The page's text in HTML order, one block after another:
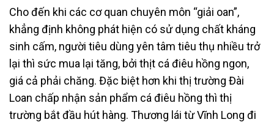
Cho đến khi các cơ quan chuyên môn “giải oan”,
khẳng định không phát hiện có sử dụng chất kháng
sinh cấm, người tiêu dùng yên tâm tiêu thụ nhiều trở
lại thì sức mua lại tăng, bởi thịt cá điêu hồng ngon,
giá cả phải chăng. Đặc biệt hơn khi thị trường Đài
Loan chấp nhận sản phẩm cá điêu hồng thì thị
trường bắt đầu hút hàng. Thương lái từ Vĩnh Long đi